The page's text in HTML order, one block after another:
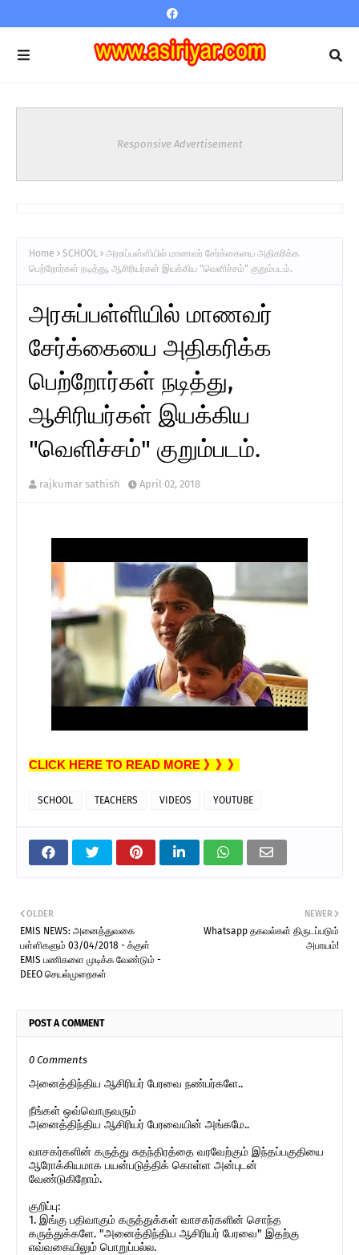
Responsive Advertisement
Home SCHOOL
அரசுப்பள்ளியில் மாணவர் சேர்க்கையை அதிகரிக்க
பெற்றோர்கள் நடித்து, ஆசிரியர்கள் இயக்கிய "வெளிச்சம்" குறும்படம்.
அரசுப்பள்ளியில் மாணவர்
சேர்க்கையை அதிகரிக்க
பெற்றோர்கள் நடித்து,
ஆசிரியர்கள் இயக்கிய
"வெளிச்சம்" குறும்படம்.
rajkumar sathish April 02, 2018
CLICK HERE TO READ MORE 》》》
SCHOOL TEACHERS VIDEOS YOUTUBE
NEWER
Whatsapp தகவல்கள் திருடப்படும்
அபாயம்!
OLDER
EMIS NEWS: அனைத்துவகை
பள்ளிகளும் 03/04/2018 - க்குள்
EMIS பணிகளை முடிக்க வேண்டும் -
DEEO செயல்முறைகள்
POST A COMMENT
0 Comments
அனைத்திந்திய ஆசிரியர் பேரவை நண்பர்களே..
நீங்கள் ஒவ்வொருவரும்
அனைத்திந்திய ஆசிரியர் பேரவையின் அங்கமே..
வாசகர்களின் கருத்து சுதந்திரத்தை வரவேற்கும் இந்தப்பகுதியை
ஆரோக்கியமாக பயன்படுத்திக் கொள்ள அன்புடன்
வேண்டுகிறோம்.
குறிப்பு:
1. இங்கு பதிவாகும் கருத்துக்கள் வாசகர்களின் சொந்த
கருத்துக்களே. "அனைத்திந்திய ஆசிரியர் பேரவை" இதற்கு
எவ்வகையிலும் பொறுப்பல்ல.